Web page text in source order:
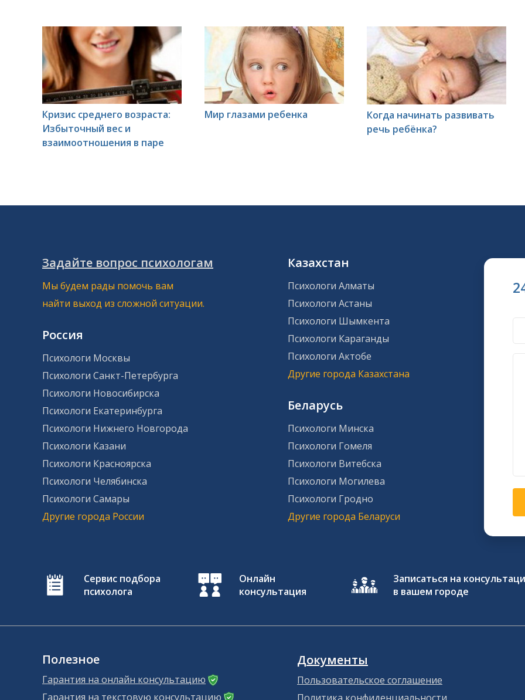
Кризис среднего возраста:
Избыточный вес и
взаимоотношения в паре
Мир глазами ребенка
Когда начинать развивать
речь ребёнка?
Задайте вопрос психологам
Мы будем рады помочь вам
найти выход из сложной ситуации.
Россия
Психологи Москвы
Психологи Санкт-Петербурга
Психологи Новосибирска
Психологи Екатеринбурга
Психологи Нижнего Новгорода
Психологи Казани
Психологи Красноярска
Психологи Челябинска
Психологи Самары
Другие города России
Казахстан
Психологи Алматы
Психологи Астаны
Психологи Шымкента
Психологи Караганды
Психологи Актобе
Другие города Казахстана
Беларусь
Психологи Минска
Психологи Гомеля
Психологи Витебска
Психологи Могилева
Психологи Гродно
Другие города Беларуси
Сервис подбора
психолога
Онлайн
консультация
Записаться на
в вашем городе
Полезное
Гарантия на онлайн консультацию
Гарантия на текстовую консультацию
Документы
Пользовательское соглашение